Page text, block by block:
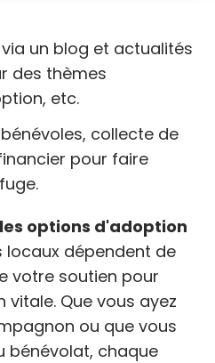
un blog et actualités
des thèmes
etc.
collecte de
pour faire
les options d'adoption
locaux dépendent de
votre soutien pour
vitale. Que vous ayez
ou que vous
bénévolat, chaque